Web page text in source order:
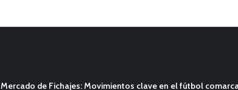
Mercado de Fichajes: Movimientos clave en el fútbol